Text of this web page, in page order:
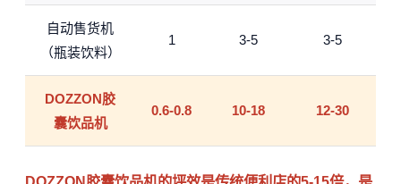
自动售货机
（瓶装饮料）
1 3-5 3-5
DOZZON胶
囊饮品机
0.6-0.8 10-18 12-30